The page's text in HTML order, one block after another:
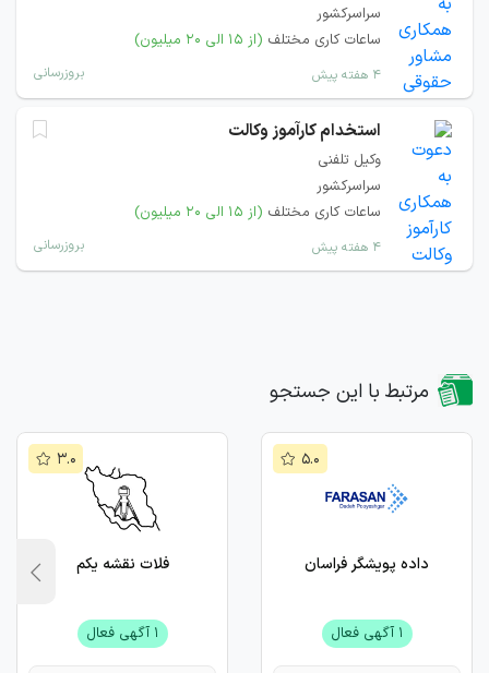
سراسرکشور
ساعات کاری مختلف (از ۱۵ الی ۲۰ میلیون)
۴ هفته پیش بروزرسانی
استخدام کارآموز وکالت
وکیل تلفنی
سراسرکشور
ساعات کاری مختلف (از ۱۵ الی ۲۰ میلیون)
۴ هفته پیش بروزرسانی
مرتبط با این جستجو
داده پویشگر فراسان
۱ آگهی فعال
۵.۰
فلات نقشه یکم
۱ آگهی فعال
۳.۰